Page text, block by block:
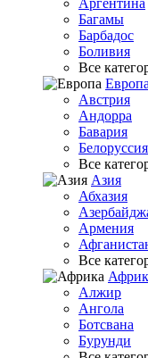
Аргентина
Багамы
Барбадос
Боливия
Все
Европа
Австрия
Андорра
Бавария
Белоруссия
Все
Азия
Абхазия
Армения
Все
Алжир
Ангола
Ботсвана
Бурунди